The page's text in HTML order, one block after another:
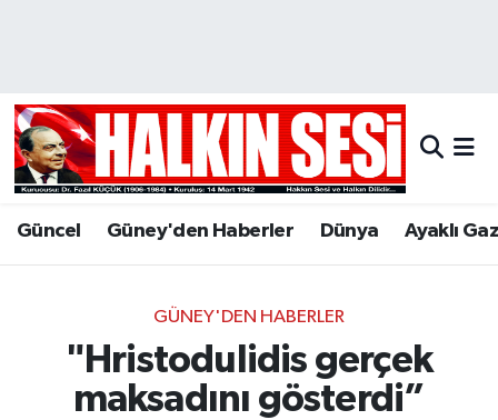
Güncel Güney'den Haberler Dünya Ayaklı
GÜNEY'DEN HABERLER
"Hristodulidis gerçek
maksadını gösterdi”
Hava Durumu
Trafik Durumu
Tüm Manşetler
Son Dakika Haberleri